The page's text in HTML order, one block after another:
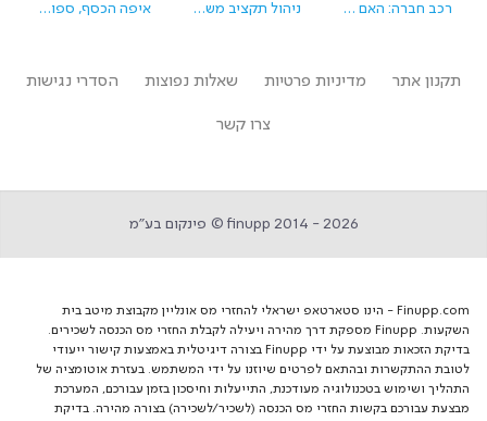
רכב חברה: האם משתלם להחזיק רכב חברה ניהול תקציב משפחתי איך עושים את זה נכון בעידן המודרני איפה הכסף, ספויילר – במס הכנסה
תקנון אתר מדיניות פרטיות שאלות נפוצות הסדרי נגישות
צרו קשר
finupp 2014 - 2026 © פינקום בע״מ
Finupp.com - הינו סטארטאפ ישראלי להחזרי מס אונליין מקבוצת מיטב בית
השקעות. Finupp מספקת דרך מהירה ויעילה לקבלת החזרי מס הכנסה לשכירים.
בדיקת הזכאות מבוצעת על ידי Finupp בצורה דיגיטלית באמצעות קישור ייעודי
לטובת ההתקשרות ובהתאם לפרטים שיוזנו על ידי המשתמש. בעזרת אוטומציה של
התהליך ושימוש בטכנולוגיה מעודכנת, התייעלות וחיסכון בזמן עבורכם, המערכת
מבצעת עבורכם בקשות החזרי מס הכנסה (לשכיר/לשכירה) בצורה מהירה. בדיקת